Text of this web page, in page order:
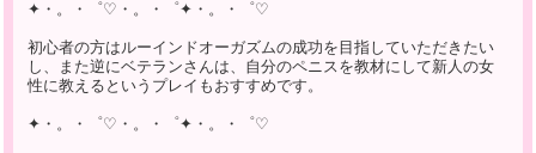
✦・。・゜♡・。・゜✦・。・゜♡
初心者の方はルーインドオーガズムの成功を目指していただきたい
し、また逆にベテランさんは、自分のペニスを教材にして新人の女
性に教えるというプレイもおすすめです。
✦・。・゜♡・。・゜✦・。・゜♡